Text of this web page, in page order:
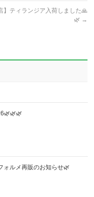
】ティランジア入荷しました🙏
🌿 →
ォルメ再販のお知らせ🌿